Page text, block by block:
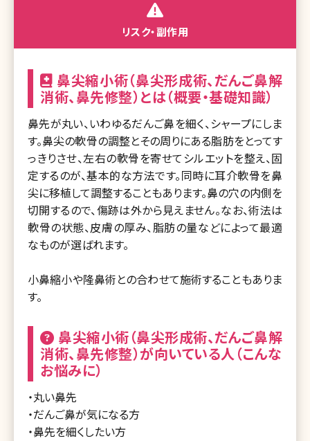
リスク・副作用
鼻尖縮小術（鼻尖形成術、だんご鼻解
消術、鼻先修整）とは（概要・基礎知識）
鼻先が丸い、いわゆるだんご鼻を細く、シャープにしま
す。鼻尖の軟骨の調整とその周りにある脂肪をとってす
っきりさせ、左右の軟骨を寄せてシルエットを整え、固
定するのが、基本的な方法です。同時に耳介軟骨を鼻
尖に移植して調整することもあります。鼻の穴の内側を
切開するので、傷跡は外から見えません。なお、術法は
軟骨の状態、皮膚の厚み、脂肪の量などによって最適
なものが選ばれます。
小鼻縮小や隆鼻術との合わせて施術することもありま
す。
鼻尖縮小術（鼻尖形成術、だんご鼻解
消術、鼻先修整）が向いている人（こんな
お悩みに）
・丸い鼻先
・だんご鼻が気になる方
・鼻先を細くしたい方